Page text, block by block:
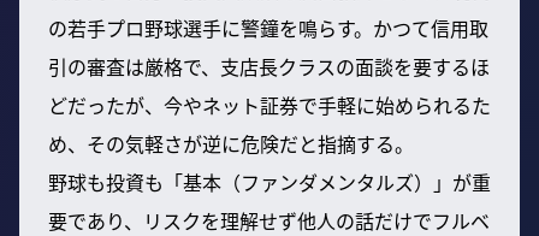
の若手プロ野球選手に警鐘を鳴らす。かつて信用取
引の審査は厳格で、支店長クラスの面談を要するほ
どだったが、今やネット証券で手軽に始められるた
め、その気軽さが逆に危険だと指摘する。
野球も投資も「基本（ファンダメンタルズ）」が重
要であり、リスクを理解せず他人の話だけでフルベ